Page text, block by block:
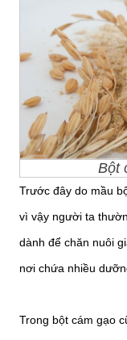
Bột
Trước đây do mầu
vì vậy người ta
dành để chăn nuôi
nơi chứa nhiều
Trong bột cám gạo